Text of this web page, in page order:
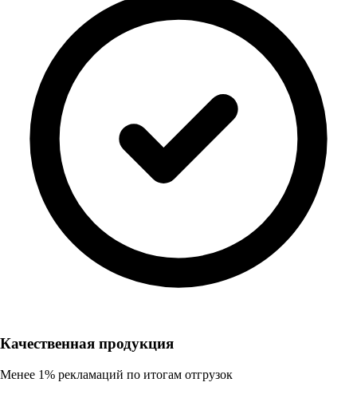
Качественная продукция
Менее 1% рекламаций по итогам отгрузок